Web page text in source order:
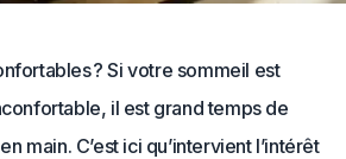
? Si votre sommeil est
il est grand temps de
main. C’est ici qu’intervient l’intérêt